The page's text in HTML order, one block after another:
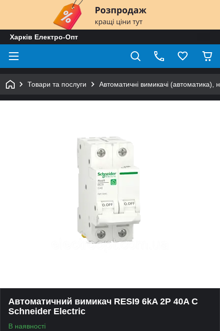
Харків Електро-Опт
Товари та послуги Автоматичні вимикачі (автоматика),
Автоматичний вимикач RESI9 6kA 2P 40A C
Schneider Electric
В наявності